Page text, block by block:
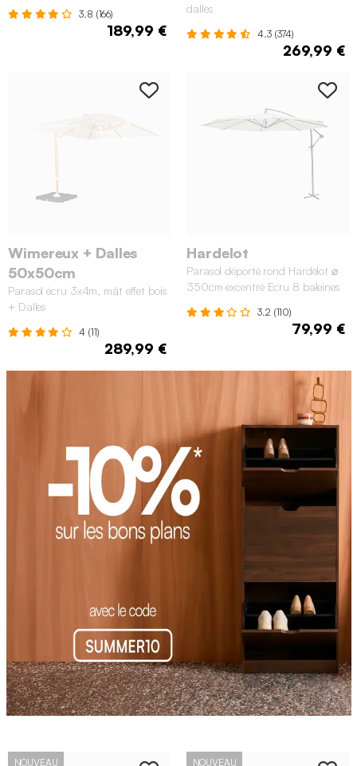
3.8 (166)
189,99 €
dalles
4.3 (374)
269,99 €
Wimereux + Dalles
50x50cm
Parasol écru 3x4m, mât effet bois
+ Dalles
4 (11)
289,99 €
Hardelot
Parasol déporté rond Hardelot ⌀
350cm excentré Ecru 8 baleines
3.2 (110)
79,99 €
NOUVEAU NOUVEAU